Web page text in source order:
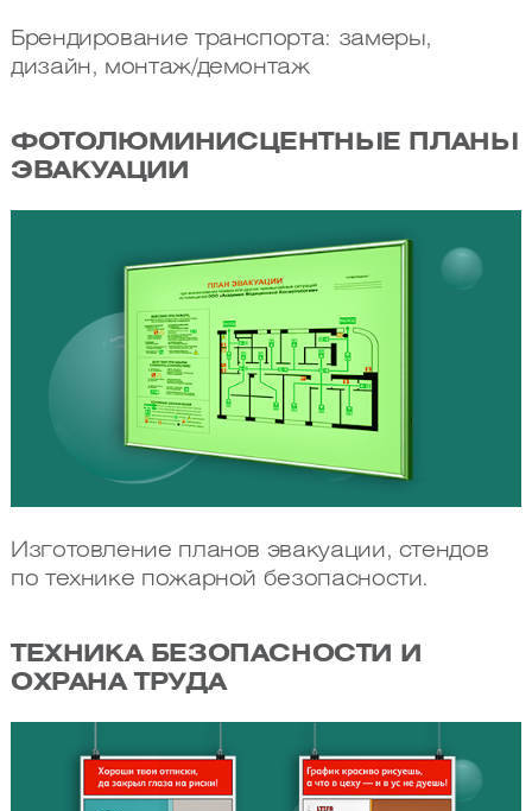
Брендирование транспорта: замеры,
дизайн, монтаж/демонтаж
ФОТОЛЮМИНИСЦЕНТНЫЕ ПЛАНЫ
ЭВАКУАЦИИ
Изготовление планов эвакуации, стендов
по технике пожарной безопасности.
ТЕХНИКА БЕЗОПАСНОСТИ И
ОХРАНА ТРУДА